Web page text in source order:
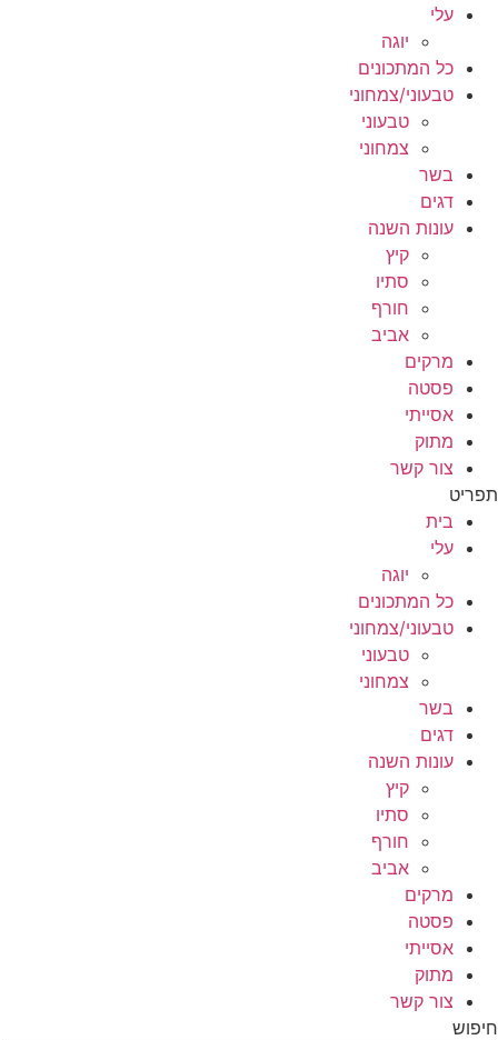
עלי
יוגה
כל המתכונים
טבעוני/צמחוני
טבעוני
צמחוני
בשר
דגים
עונות השנה
קיץ
סתיו
חורף
אביב
מרקים
פסטה
אסייתי
מתוק
צור קשר
תפריט
בית
עלי
יוגה
כל המתכונים
טבעוני/צמחוני
טבעוני
צמחוני
בשר
דגים
עונות השנה
קיץ
סתיו
חורף
אביב
מרקים
פסטה
אסייתי
מתוק
צור קשר
חיפוש